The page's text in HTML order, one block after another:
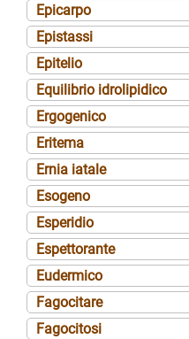
Epicarpo
Epistassi
Epitelio
Equilibrio idrolipidico
Ergogenico
Eritema
Ernia iatale
Esogeno
Esperidio
Espettorante
Eudermico
Fagocitare
Fagocitosi